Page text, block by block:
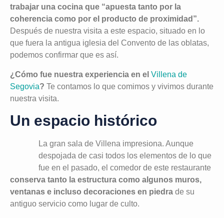
trabajar una cocina que “apuesta tanto por la
coherencia como por el producto de proximidad”.
Después de nuestra visita a este espacio, situado en lo
que fuera la antigua iglesia del Convento de las oblatas,
podemos confirmar que es así.
¿Cómo fue nuestra experiencia en el Villena de
Segovia? Te contamos lo que comimos y vivimos durante
nuestra visita.
Un espacio histórico
La gran sala de Villena impresiona. Aunque
despojada de casi todos los elementos de lo que
fue en el pasado, el comedor de este restaurante
conserva tanto la estructura como algunos muros,
ventanas e incluso decoraciones en piedra de su
antiguo servicio como lugar de culto.